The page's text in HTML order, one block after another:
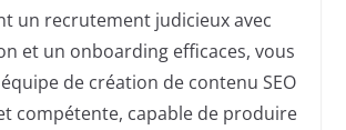
un recrutement judicieux avec
et un onboarding efficaces, vous
de création de contenu SEO
compétente, capable de produire